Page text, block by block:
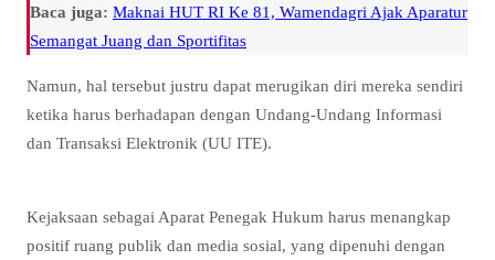
Baca juga: Maknai HUT RI Ke 81, Wamendagri Ajak Aparatur
Semangat Juang dan Sportifitas
Namun, hal tersebut justru dapat merugikan diri mereka sendiri
ketika harus berhadapan dengan Undang-Undang Informasi
dan Transaksi Elektronik (UU ITE).
Kejaksaan sebagai Aparat Penegak Hukum harus menangkap
positif ruang publik dan media sosial, yang dipenuhi dengan